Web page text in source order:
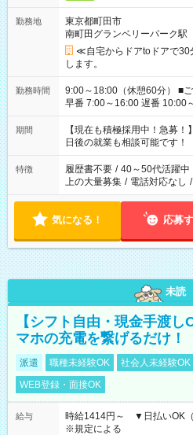
勤務地
東京都町田市
南町田グランベリーパーク駅
≪自宅からドアtoドアで
します。
勤務時間
9:00～18:00（休憩60分） ■ご希望があれば下記シフトもOK！
早番 7:00～16:00 遅番 10:00～19:00 「家族と休
い」 「余裕を持って夕飯の
たくない」 など、ご希望を教えてく
の方へ 今ご覧のお仕事で希望
の勤務時間。 合計で週40時
期間
【現在も積極採用中！急募
日後の就業も相談可能です！
特徴 履歴書不要 / 40～50代活躍中
上の大量募集 / 電話対応なし /
気になる！ 応募
未読
【シフト自由・現金手渡
マホの充電を繋げるだけ！
派遣 職種未経験OK 社会人未経験OK
WEB登録・面接OK
給与
時給1414円～ ▼日払いOK
※規定による